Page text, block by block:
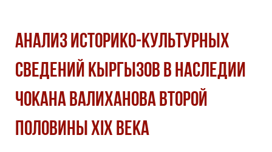
АНАЛИЗ ИСТОРИКО-КУЛЬТУРНЫХ
СВЕДЕНИЙ КЫРГЫЗОВ В НАСЛЕДИИ
ЧОКАНА ВАЛИХАНОВА ВТОРОЙ
ПОЛОВИНЫ XIX ВЕКА